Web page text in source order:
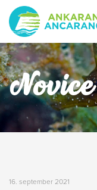
Novice
16. september 2021